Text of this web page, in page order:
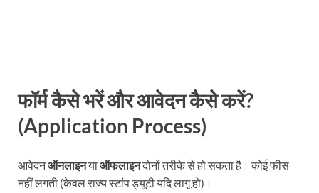
फॉर्म कैसे भरें और आवेदन कैसे करें?
(Application Process)
आवेदनऑनलाइनयाऑफलाइनदोनों तरीके से हो सकता है। कोई फीस
नहीं लगती (केवल राज्य स्टांप ड्यूटी यदि लागू हो)।